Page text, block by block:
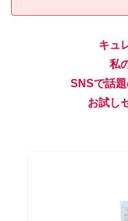
キュ
私
SNSで話題
お試し